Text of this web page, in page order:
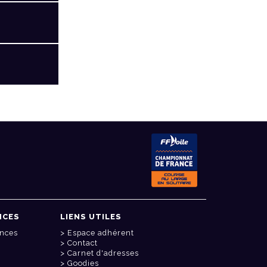
LIENS UTILES
Espace adhérent
Contact
Carnet d'adresses
Goodies